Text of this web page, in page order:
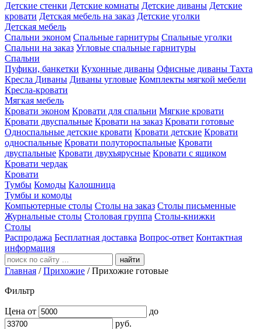
Детские стенки Детские комнаты Детские диваны Детские
кровати Детская мебель на заказ Детские уголки
Детская мебель
Спальни эконом Спальные гарнитуры Спальные уголки
Спальни на заказ Угловые спальные гарнитуры
Спальни
Пуфики, банкетки Кухонные диваны Офисные диваны Тахта
Кресла Диваны Диваны угловые Комплекты мягкой мебели
Кресла-кровати
Мягкая мебель
Кровати эконом Кровати для спальни Мягкие кровати
Кровати двуспальные Кровати на заказ Кровати готовые
Односпальные детские кровати Кровати детские Кровати
односпальные Кровати полутороспальные Кровати
двуспальные Кровати двухъярусные Кровати с ящиком
Кровати чердак
Кровати
Тумбы Комоды Калошница
Тумбы и комоды
Компьютерные столы Столы на заказ Столы письменные
Журнальные столы Столовая группа Столы-книжки
Столы
Распродажа Бесплатная доставка Вопрос-ответ Контактная
информация
найти
Главная /Прихожие /Прихожие готовые
Фильтр
Цена от
до
руб.